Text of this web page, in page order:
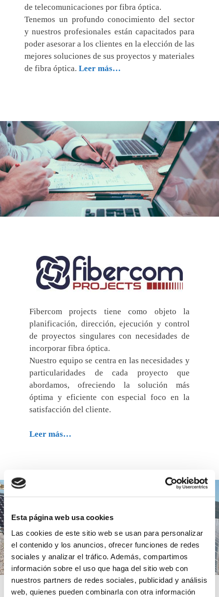
Esta página web usa cookies
Las cookies de este sitio web se usan para personalizar
el contenido y los anuncios, ofrecer funciones de redes
sociales y analizar el tráfico. Además, compartimos
información sobre el uso que haga del sitio web con
nuestros partners de redes sociales, publicidad y análisis
web, quienes pueden combinarla con otra información
de telecomunicaciones por fibra óptica.
Tenemos un profundo conocimiento del sector
y nuestros profesionales están capacitados para
poder asesorar a los clientes en la elección de las
mejores soluciones de sus proyectos y materiales
de fibra óptica. Leer más…
Fibercom projects tiene como objeto la
planificación, dirección, ejecución y control
de proyectos singulares con necesidades de
incorporar fibra óptica.
Nuestro equipo se centra en las necesidades y
particularidades de cada proyecto que
abordamos, ofreciendo la solución más
óptima y eficiente con especial foco en la
satisfacción del cliente.
Leer más…